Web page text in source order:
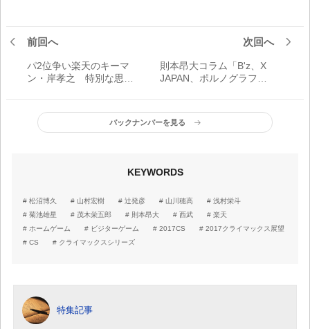
前回へ
パ2位争い楽天のキーマ
ン・岸孝之 特別な思い
次回へ
則本昂大コラム「B'z、X
JAPAN、ポルノグラフィ
いています！」
バックナンバーを見る
KEYWORDS
松沼博久 山村宏樹 辻発彦 山川穂高
浅村栄斗
菊池雄星
茂木栄五郎 則本昂大 西武
楽天
ホームゲーム
ビジターゲーム 2017CS
2017クライマックス展望
CS
クライマックスシリーズ
特集記事